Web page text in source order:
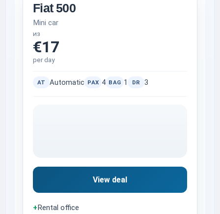
Fiat 500
Mini car
из
€17
per day
AT Automatic PAX 4 BAG 1 DR 3
View deal
+Rental office